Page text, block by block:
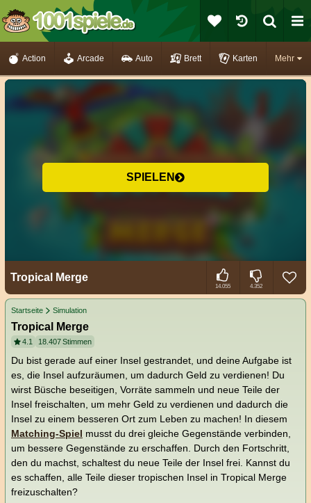
Mehr
Action Arcade Auto Brett Karten
SPIELEN
Tropical Merge
14.055 4.352
Startseite Simulation
Tropical Merge
4.1 18.407Stimmen
Du bist gerade auf einer Insel gestrandet, und deine Aufgabe ist
es, die Insel aufzuräumen, um dadurch Geld zu verdienen! Du
wirst Büsche beseitigen, Vorräte sammeln und neue Teile der
Insel freischalten, um mehr Geld zu verdienen und dadurch die
Insel zu einem besseren Ort zum Leben zu machen! In diesem
Matching-Spiel musst du drei gleiche Gegenstände verbinden,
um bessere Gegenstände zu erschaffen. Durch den Fortschritt,
den du machst, schaltest du neue Teile der Insel frei. Kannst du
es schaffen, alle Teile dieser tropischen Insel in Tropical Merge
freizuschalten?